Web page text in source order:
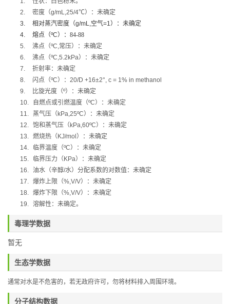
2.
密度（g/mL,25/4℃）：未确定
3.
相对蒸汽密度（g/mL,空气=1）：未确定
4.
熔点（ºC）：84-88
5.
沸点（ºC,常压）：未确定
6.
沸点（ºC,5.2kPa）：未确定
7.
折射率：未确定
8.
闪点（ºC）： 20/D +16±2°, c = 1% in methanol
9.
比旋光度（º）：未确定
10.
自燃点或引燃温度（ºC）：未确定
11.
蒸气压（ kPa,25ºC）：未确定
12. 饱和蒸气压（ kPa,60ºC）：未确定
13. 燃烧热（ KJ/mol ）：未确定
14.
临界温度（ºC）：未确定
15.
临界压力（ KPa）：未确定
16. 油水（辛醇/水）分配系数的对数值：未确定
17. 爆炸上限（%,V/V）：未确定
18. 爆炸下限（%,V/V）：未确定
19. 溶解性：未确定。
毒理学数据
暂无
生态学数据
通常对水是不危害的，若无政府许可，勿将材料排入周围环境。
分子结构数据